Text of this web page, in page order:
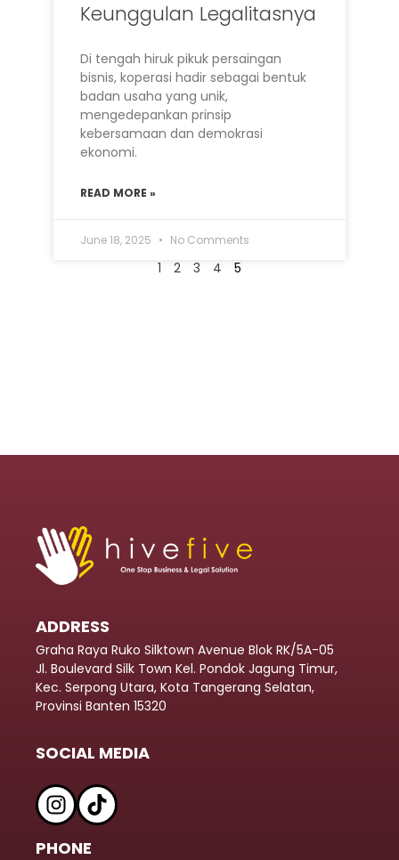
Keunggulan Legalitasnya
Di tengah hiruk pikuk persaingan
bisnis, koperasi hadir sebagai bentuk
badan usaha yang unik,
mengedepankan prinsip
kebersamaan dan demokrasi
ekonomi.
READ MORE »
June 18, 2025 No Comments
1 2 3 4 5
ADDRESS
Graha Raya Ruko Silktown Avenue Blok RK/5A-05
Jl. Boulevard Silk Town Kel. Pondok Jagung Timur,
Kec. Serpong Utara, Kota Tangerang Selatan,
Provinsi Banten 15320
SOCIAL MEDIA
PHONE